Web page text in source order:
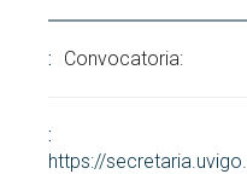
GL EN Search
Buscar
por:
Convocatoria:
https://